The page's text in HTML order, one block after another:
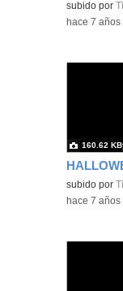
subido por
-hace 7 años
subido por
160.62
-hace 7 años